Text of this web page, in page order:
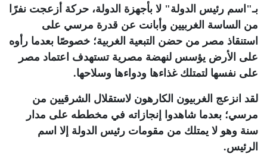
بـ"اسم رئيس الدولة" لا بأجهزة الدولة، حركة أزعجت نفرًا
من الساسة الغربيين وأبانت عن قدرة مرسي على
استنقاذ مصر من حضن التبعية الغربية؛ خصوصًا بعدما رأوه
على الأرض يؤسس لنهضة مصرية تستهدف اعتماد مصر
على نفسها لتمتلك غذاءها ودواءها وسلاحها.
لقد انزعج الغربيون الكارهون لاستقلال الشرقيين من
مرسي؛ بعدما شاهدوا إنجازاته في مخططه على مدار
سنة وهو لا يمتلك من مقومات رئيس الدولة إلا اسم
الرئيس.